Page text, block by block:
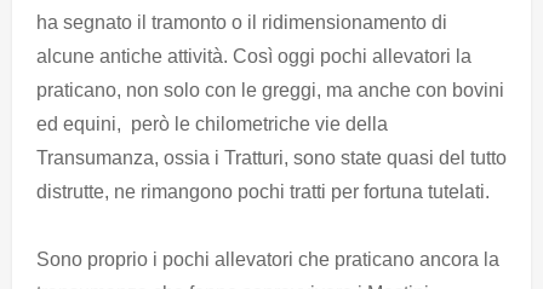
ha segnato il tramonto o il ridimensionamento di
alcune antiche attività. Così oggi pochi allevatori la
praticano, non solo con le greggi, ma anche con bovini
ed equini, però le chilometriche vie della
Transumanza, ossia i Tratturi, sono state quasi del tutto
distrutte, ne rimangono pochi tratti per fortuna tutelati.
Sono proprio i pochi allevatori che praticano ancora la